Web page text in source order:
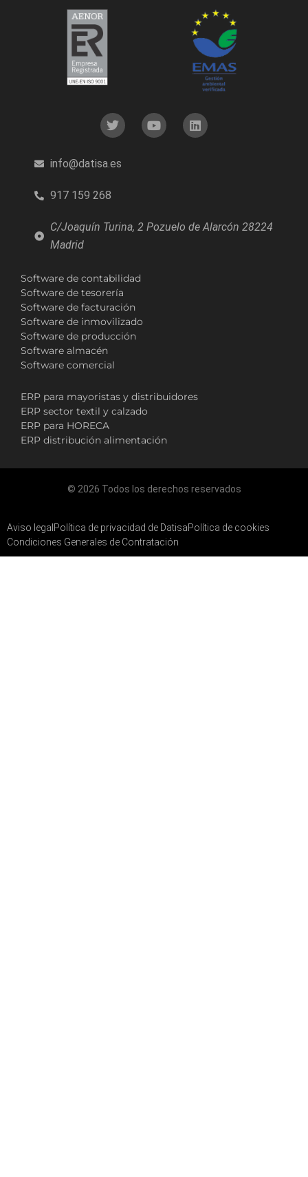
info@datisa.es
917 159 268
C/Joaquín Turina, 2 Pozuelo de Alarcón 28224
Madrid
Software de contabilidad
Software de tesorería
Software de facturación
Software de inmovilizado
Software de producción
Software almacén
Software comercial
ERP para mayoristas y distribuidores
ERP sector textil y calzado
ERP para HORECA
ERP distribución alimentación
© 2026 Todos los derechos reservados
Aviso legal Política de privacidad de DatisaPolítica de cookies
Condiciones Generales de Contratación